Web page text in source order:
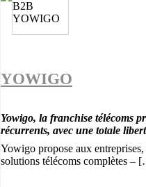
YOWIGO
Yowigo, la franchise télécoms
récurrents, avec une totale
Yowigo propose aux
solutions télécoms complètes –